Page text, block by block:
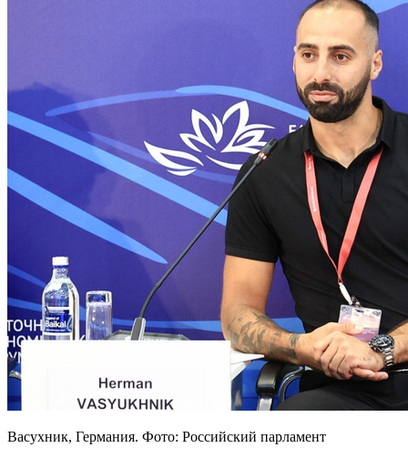
Васухник, Германия. Фото: Российский парламент